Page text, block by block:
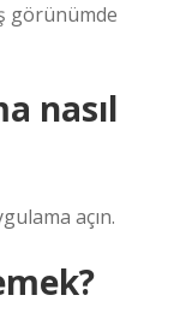
görünümde
nasıl
açın.